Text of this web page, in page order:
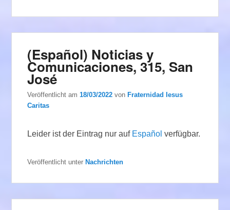
(Español) Noticias y
Comunicaciones, 315, San
José
Veröffentlicht am18/03/2022 vonFraternidad Iesus
Caritas
Leider ist der Eintrag nur auf Español verfügbar.
Veröffentlicht unter Nachrichten